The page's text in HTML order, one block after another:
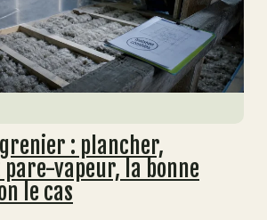
: plancher,
vapeur, la bonne
le cas